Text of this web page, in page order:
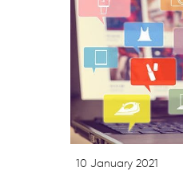
10 January 2021